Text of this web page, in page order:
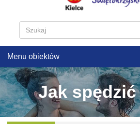
Menu obiektów
Jak spędzić